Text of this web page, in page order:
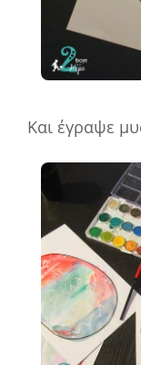
Και έγραψε